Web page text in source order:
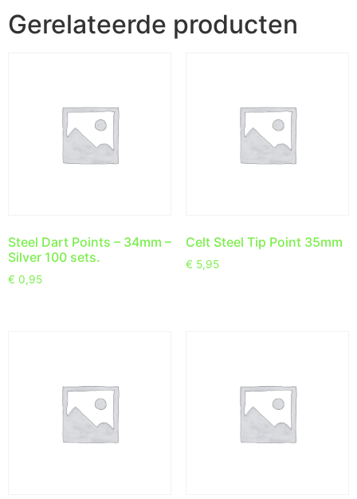
Gerelateerde producten
Steel Dart Points – 34mm –
Silver 100 sets.
€ 0,95
Celt Steel Tip Point 35mm
€ 5,95